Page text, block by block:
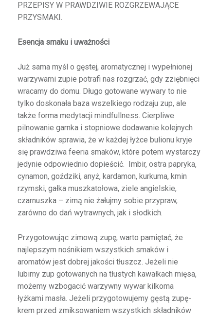
PRZEPISY W PRAWDZIWIE ROZGRZEWAJĄCE
PRZYSMAKI.
Esencja smaku i uważności
Już sama myśl o gęstej, aromatycznej i wypełnionej
warzywami zupie potrafi nas rozgrzać, gdy zziębnięci
wracamy do domu. Długo gotowane wywary to nie
tylko doskonała baza wszelkiego rodzaju zup, ale
także forma medytacji mindfullness. Cierpliwe
pilnowanie garnka i stopniowe dodawanie kolejnych
składników sprawia, że w każdej łyżce bulionu kryje
się prawdziwa feeria smaków, które potem wystarczy
jedynie odpowiednio dopieścić. Imbir, ostra papryka,
cynamon, goździki, anyż, kardamon, kurkuma, kmin
rzymski, gałka muszkatołowa, ziele angielskie,
czarnuszka – zimą nie żałujmy sobie przypraw,
zarówno do dań wytrawnych, jak i słodkich.
Przygotowując zimową zupę, warto pamiętać, że
najlepszym nośnikiem wszystkich smaków i
aromatów jest dobrej jakości tłuszcz. Jeżeli nie
lubimy zup gotowanych na tłustych kawałkach mięsa,
możemy wzbogacić warzywny wywar kilkoma
łyżkami masła. Jeżeli przygotowujemy gęstą zupę-
krem przed zmiksowaniem wszystkich składników